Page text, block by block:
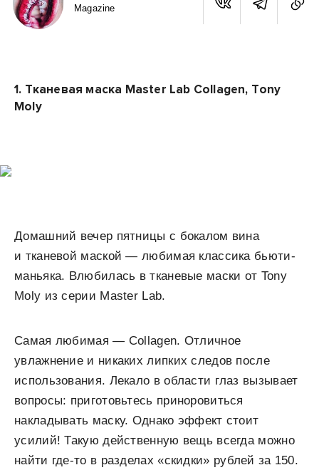
Magazine
1. Тканевая маска Master Lab Collagen, Tony
Moly
Домашний вечер пятницы с бокалом вина
и тканевой маской — любимая классика бьюти-
маньяка. Влюбилась в тканевые маски от Tony
Moly из серии Master Lab.
Самая любимая — Collagen. Отличное
увлажнение и никаких липких следов после
использования. Лекало в области глаз вызывает
вопросы: приготовьтесь приноровиться
накладывать маску. Однако эффект стоит
усилий! Такую действенную вещь всегда можно
найти где-то в разделах «скидки» рублей за 150.